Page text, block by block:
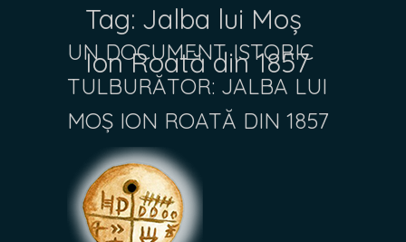
Tag: Jalba lui Moș
Ion Roată din 1857
UN DOCUMENT ISTORIC
TULBURĂTOR: JALBA LUI
MOȘ ION ROATĂ DIN 1857